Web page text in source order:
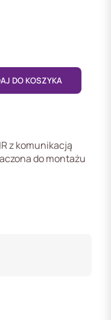
DO KOSZYKA
z komunikacją
do montażu